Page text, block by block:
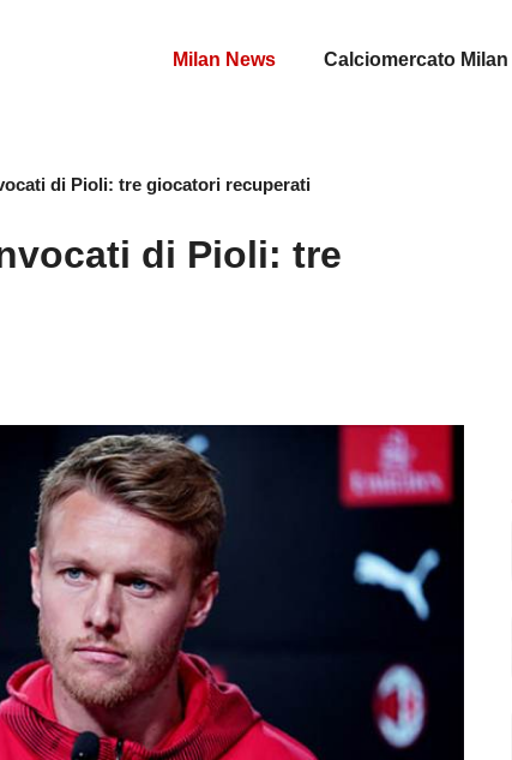
Milan News Calciomercato Milan
di Pioli: tre giocatori recuperati
di Pioli: tre